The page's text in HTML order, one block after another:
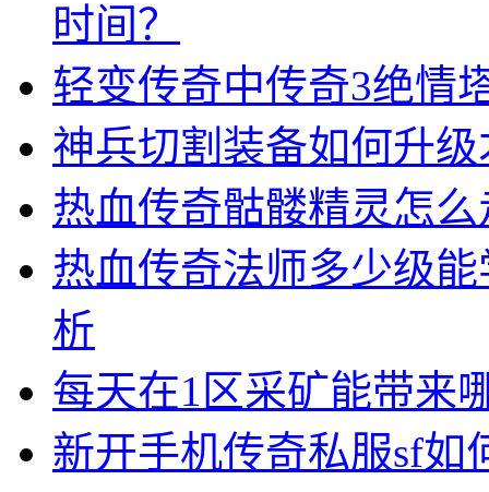
时间？
轻变传奇中传奇3绝情
神兵切割装备如何升
热血传奇骷髅精灵怎
热血传奇法师多少级
析
每天在1区采矿能带来
新开手机传奇私服sf如